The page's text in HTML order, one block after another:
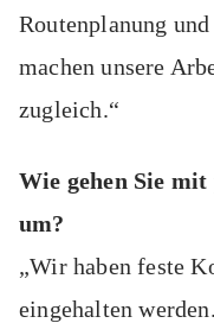
Routenplanung
machen unsere
zugleich.“
Wie gehen Sie
um?
„Wir haben feste
eingehalten